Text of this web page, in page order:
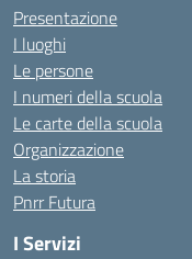
Presentazione
I luoghi
Le persone
I numeri della scuola
Le carte della scuola
Organizzazione
La storia
Pnrr Futura
I Servizi